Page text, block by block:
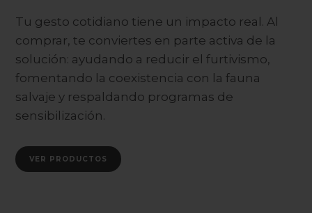
Tu gesto cotidiano tiene un impacto real. Al
comprar, te conviertes en parte activa de la
solución: ayudando a reducir el furtivismo,
fomentando la coexistencia con la fauna
salvaje y respaldando programas de
sensibilización.
VER PRODUCTOS